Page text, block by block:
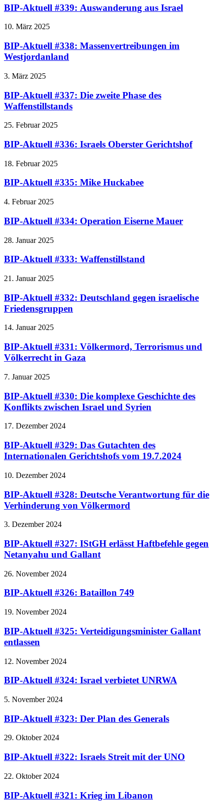
BIP-Aktuell #339: Auswanderung aus Israel
10. März 2025
BIP-Aktuell #338: Massenvertreibungen im
Westjordanland
3. März 2025
BIP-Aktuell #337: Die zweite Phase des
Waffenstillstands
25. Februar 2025
BIP-Aktuell #336: Israels Oberster Gerichtshof
18. Februar 2025
BIP-Aktuell #335: Mike Huckabee
4. Februar 2025
BIP-Aktuell #334: Operation Eiserne Mauer
28. Januar 2025
BIP-Aktuell #333: Waffenstillstand
21. Januar 2025
BIP-Aktuell #332: Deutschland gegen israelische
Friedensgruppen
14. Januar 2025
BIP-Aktuell #331: Völkermord, Terrorismus und
Völkerrecht in Gaza
7. Januar 2025
BIP-Aktuell #330: Die komplexe Geschichte des
Konflikts zwischen Israel und Syrien
17. Dezember 2024
BIP-Aktuell #329: Das Gutachten des
Internationalen Gerichtshofs vom 19.7.2024
10. Dezember 2024
BIP-Aktuell #328: Deutsche Verantwortung für die
Verhinderung von Völkermord
3. Dezember 2024
BIP-Aktuell #327: IStGH erlässt Haftbefehle gegen
Netanyahu und Gallant
26. November 2024
BIP-Aktuell #326: Bataillon 749
19. November 2024
BIP-Aktuell #325: Verteidigungsminister Gallant
entlassen
12. November 2024
BIP-Aktuell #324: Israel verbietet UNRWA
5. November 2024
BIP-Aktuell #323: Der Plan des Generals
29. Oktober 2024
BIP-Aktuell #322: Israels Streit mit der UNO
22. Oktober 2024
BIP-Aktuell #321: Krieg im Libanon